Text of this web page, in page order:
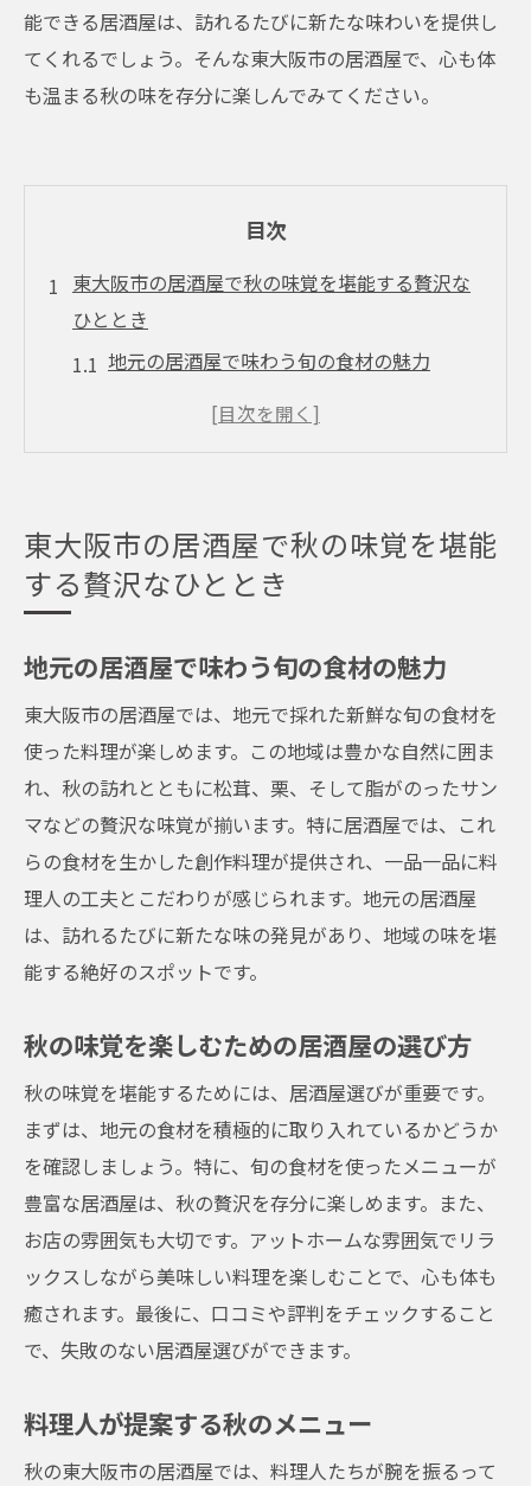
能できる居酒屋は、訪れるたびに新たな味わいを提供し
てくれるでしょう。そんな東大阪市の居酒屋で、心も体
も温まる秋の味を存分に楽しんでみてください。
目次
東大阪市の居酒屋で秋の味覚を堪能する贅沢な
ひととき
地元の居酒屋で味わう旬の食材の魅力
秋の味覚を楽しむための居酒屋の選び方
居酒屋で楽しむ秋の夜の過ごし方
東大阪市の居酒屋で秋を楽しむおすすめプ
ラン
魅力
松茸を使った贅沢な料理の数々
栗を使ったスイーツと創作料理
秋の味覚を最大限に引き出す調理法
地元の食材を活かす料理人のこだわり
東大阪市で味わう松茸の美味しさ
栗を使った新しいデザートメニュー
地元居酒屋で楽しむ東大阪市の秋の魚介類の魅
秋の海の幸を楽しむための居酒屋選び
新鮮な魚介類を活かした創作料理
地元漁師が届ける旬の魚介
秋の魚介を使った絶品料理の数々
東大阪市の海の恵みを存分に味わう
オススメの秋の刺身盛り合わせ
秋の旬食材を使った東大阪市居酒屋の創作料理
とは
秋の味覚を活かした新メニュー
料理人のアイディアが光る秋の一品
東大阪市の居酒屋で秋の味覚を堪能
する贅沢なひととき
地元の居酒屋で味わう旬の食材の魅力
東大阪市の居酒屋では、地元で採れた新鮮な旬の食材を
使った料理が楽しめます。この地域は豊かな自然に囲ま
れ、秋の訪れとともに松茸、栗、そして脂がのったサン
マなどの贅沢な味覚が揃います。特に居酒屋では、これ
らの食材を生かした創作料理が提供され、一品一品に料
理人の工夫とこだわりが感じられます。地元の居酒屋
は、訪れるたびに新たな味の発見があり、地域の味を堪
能する絶好のスポットです。
秋の味覚を楽しむための居酒屋の選び方
秋の味覚を堪能するためには、居酒屋選びが重要です。
まずは、地元の食材を積極的に取り入れているかどうか
を確認しましょう。特に、旬の食材を使ったメニューが
豊富な居酒屋は、秋の贅沢を存分に楽しめます。また、
お店の雰囲気も大切です。アットホームな雰囲気でリラ
ックスしながら美味しい料理を楽しむことで、心も体も
癒されます。最後に、口コミや評判をチェックすること
で、失敗のない居酒屋選びができます。
料理人が提案する秋のメニュー
秋の東大阪市の居酒屋では、料理人たちが腕を振るって